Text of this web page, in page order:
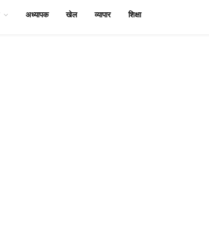
अध्यापक खेल व्यापार शिक्षा